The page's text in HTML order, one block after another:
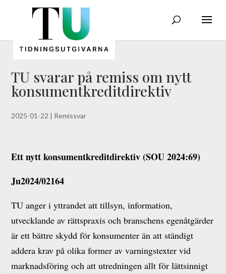
TU svarar på remiss om nytt
konsumentkreditdirektiv
2025-01-22 | Remissvar
Ett nytt konsumentkreditdirektiv (SOU 2024:69)
Ju2024/02164
TU anger i yttrandet att tillsyn, information,
utvecklande av rättspraxis och branschens egenåtgärder
är ett bättre skydd för konsumenter än att ständigt
addera krav på olika former av varningstexter vid
marknadsföring och att utredningen allt för lättsinnigt